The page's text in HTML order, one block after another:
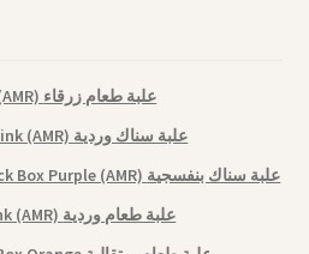
Lunch Box Blue (AMR) علبة طعام زرقاء
Snack Box Pink (AMR) علبة سناك وردية
Snack Box Purple (AMR) علبة سناك بنفسجية
Lunch Box Pink (AMR) علبة طعام وردية